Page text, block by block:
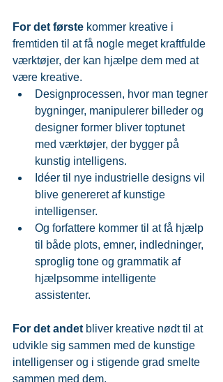
For det første kommer kreative i
fremtiden til at få nogle meget kraftfulde
værktøjer, der kan hjælpe dem med at
være kreative.
Designprocessen, hvor man tegner
bygninger, manipulerer billeder og
designer former bliver toptunet
med værktøjer, der bygger på
kunstig intelligens.
Idéer til nye industrielle designs vil
blive genereret af kunstige
intelligenser.
Og forfattere kommer til at få hjælp
til både plots, emner, indledninger,
sproglig tone og grammatik af
hjælpsomme intelligente
assistenter.
For det andet bliver kreative nødt til at
udvikle sig sammen med de kunstige
intelligenser og i stigende grad smelte
sammen med dem.